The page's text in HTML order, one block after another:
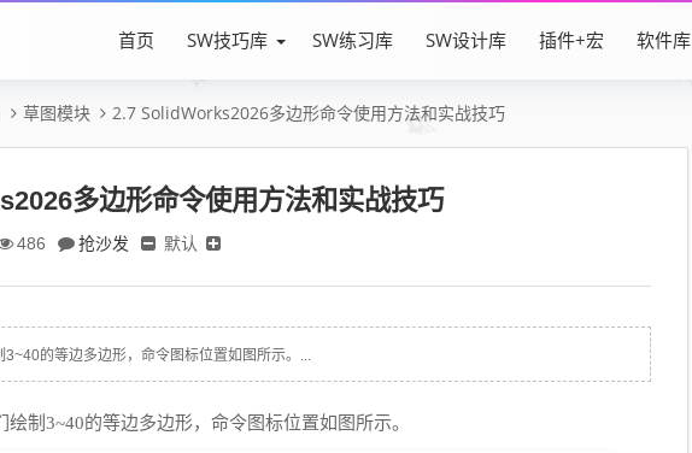
首页 SW技巧库 SW练习库 SW设计库 插件+宏 软件库
草图模块 2.7 SolidWorks2026多边形命令使用方法和实战技巧
多边形命令使用方法和实战技巧
486 抢沙发 默认
的等边多边形，命令图标位置如图所示。...
绘制3~40的等边多边形，命令图标位置如图所示。